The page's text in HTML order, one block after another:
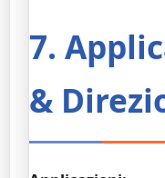
7.
&